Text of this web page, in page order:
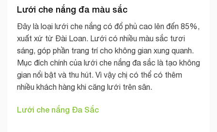
Lưới che nắng đa màu sắc
Đây là loại lưới che nắng có đổ phủ cao lên đến 85%,
xuất xứ từ Đài Loan. Lưới có nhiều màu sắc tươi
sáng, góp phần trang trí cho không gian xung quanh.
Mục đích chính của lưới che nắng đa sắc là tạo không
gian nổi bật và thu hút. Vì vậy chị có thể có thêm
nhiều khách hàng khi căng lưới trên sân.
Lưới che nắng Đa Sắc